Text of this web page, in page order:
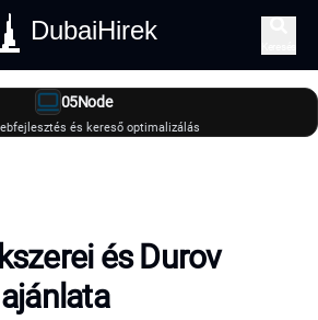
DubaiHirek
05Node
és kereső optimalizálás
és Durov